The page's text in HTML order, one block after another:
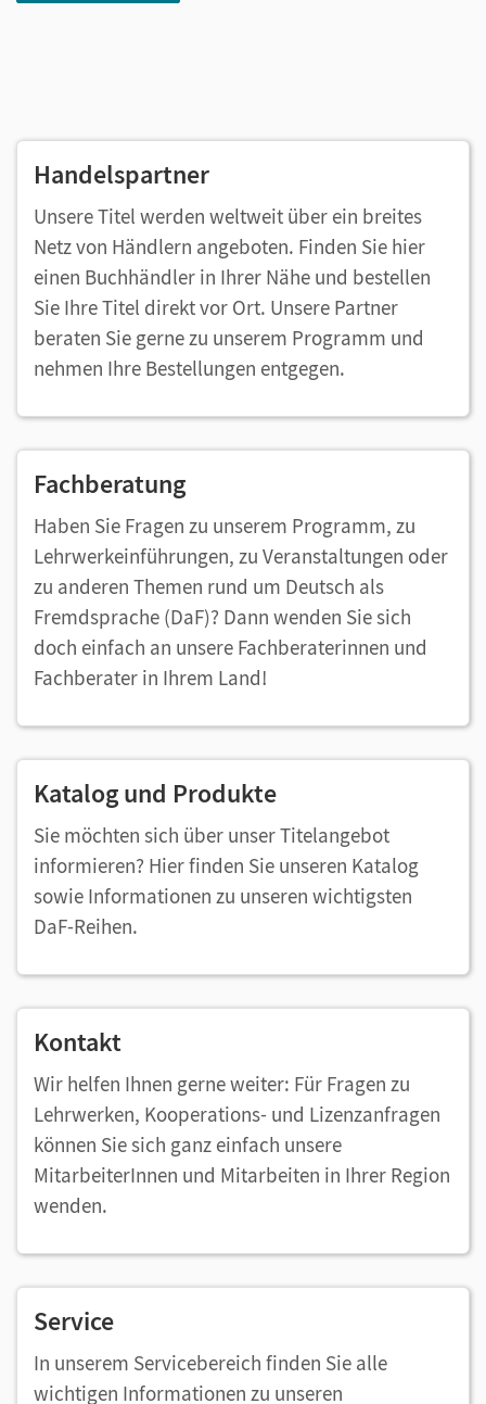
Handelspartner
Unsere Titel werden weltweit über ein breites
Netz von Händlern angeboten. Finden Sie hier
einen Buchhändler in Ihrer Nähe und bestellen
Sie Ihre Titel direkt vor Ort. Unsere Partner
beraten Sie gerne zu unserem Programm und
nehmen Ihre Bestellungen entgegen.
Fachberatung
Haben Sie Fragen zu unserem Programm, zu
Lehrwerkeinführungen, zu Veranstaltungen oder
zu anderen Themen rund um Deutsch als
Fremdsprache (DaF)? Dann wenden Sie sich
doch einfach an unsere Fachberaterinnen und
Fachberater in Ihrem Land!
Katalog und Produkte
Sie möchten sich über unser Titelangebot
informieren? Hier finden Sie unseren Katalog
sowie Informationen zu unseren wichtigsten
DaF-Reihen.
Kontakt
Wir helfen Ihnen gerne weiter: Für Fragen zu
Lehrwerken, Kooperations- und Lizenzanfragen
können Sie sich ganz einfach unsere
MitarbeiterInnen und Mitarbeiten in Ihrer Region
wenden.
Service
In unserem Servicebereich finden Sie alle
wichtigen Informationen zu unseren